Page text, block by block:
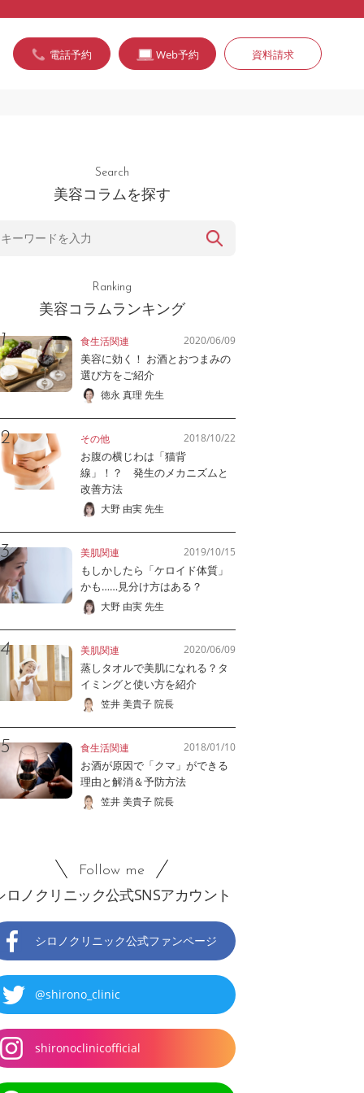
電話予約 Web予約 資料請求
Search
美容コラムを探す
Ranking
美容コラムランキング
食生活関連 2020/06/09
美容に効く！ お酒とおつまみの
選び方をご紹介
徳永 真理 先生
その他 2018/10/22
お腹の横じわは「猫背
線」！？ 発生のメカニズムと
改善方法
大野 由実 先生
美肌関連 2019/10/15
もしかしたら「ケロイド体質」
かも……見分け方はある？
大野 由実 先生
美肌関連 2020/06/09
蒸しタオルで美肌になれる？タ
イミングと使い方を紹介
笠井 美貴子 院長
食生活関連 2018/01/10
お酒が原因で「クマ」ができる
理由と解消＆予防方法
笠井 美貴子 院長
Follow me
ロノクリニック公式SNSアカウント
シロノクリニック公式ファンページ
@shirono_clinic
shironoclinicofficial